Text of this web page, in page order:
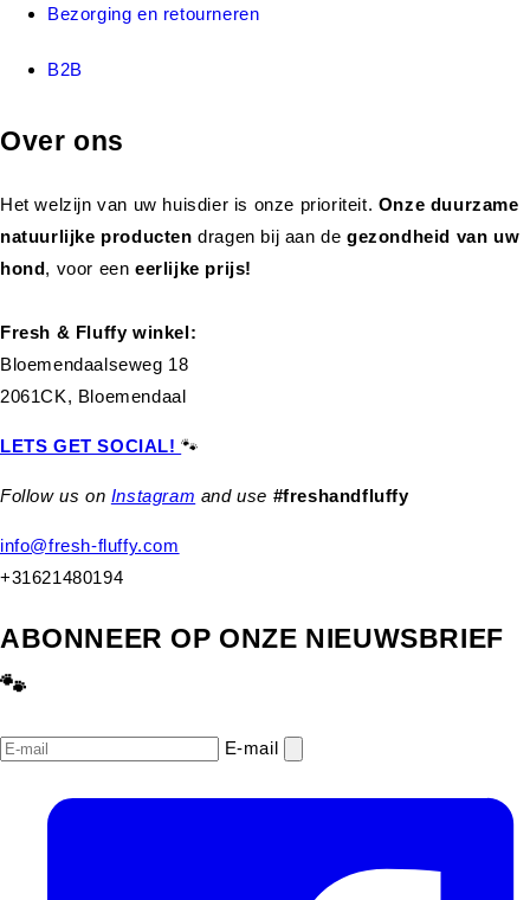
Bezorging en retourneren
B2B
Over ons
Het welzijn van uw huisdier is onze prioriteit. Onze duurzame
natuurlijke productendragen bij aan de gezondheid van uw
hond, voor eeneerlijke prijs!
Fresh & Fluffy winkel:
Bloemendaalseweg 18
2061CK, Bloemendaal
LETS GET SOCIAL!🐾
Follow us on Instagram and use #freshandfluffy
info@fresh-fluffy.com
+31621480194
ABONNEER OP ONZE NIEUWSBRIEF
🐾
E‑mail